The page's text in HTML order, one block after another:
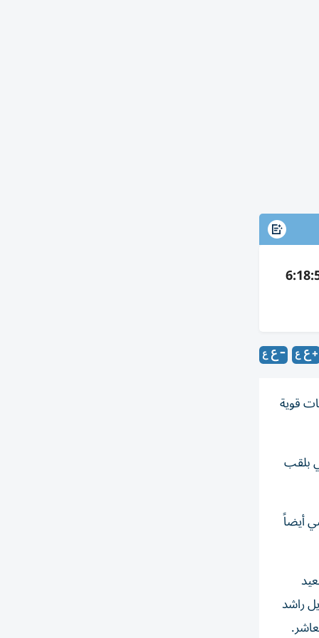
4 كلم بمهرجان العين للهجن 2026، وحقق «غازي» أفضل توقيت 6:18:53
منافسات قوية
الشامسي بلقب
أيضاً
راشد